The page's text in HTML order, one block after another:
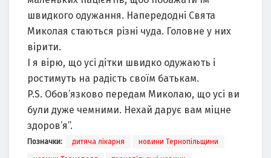
швидкого одужання. Напередодні Свята
Миколая стаються різні чуда. Головне у них
вірити.
І я вірю, що усі дітки швидко одужають і
ростимуть на радість своїм батькам.
P.S. Обов’язково передам Миколаю, що усі ви
були дуже чемними. Нехай дарує вам міцне
здоров’я”.
Позначки: дитяча лікарня новини Тернопільщини